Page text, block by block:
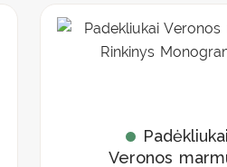
Veronos